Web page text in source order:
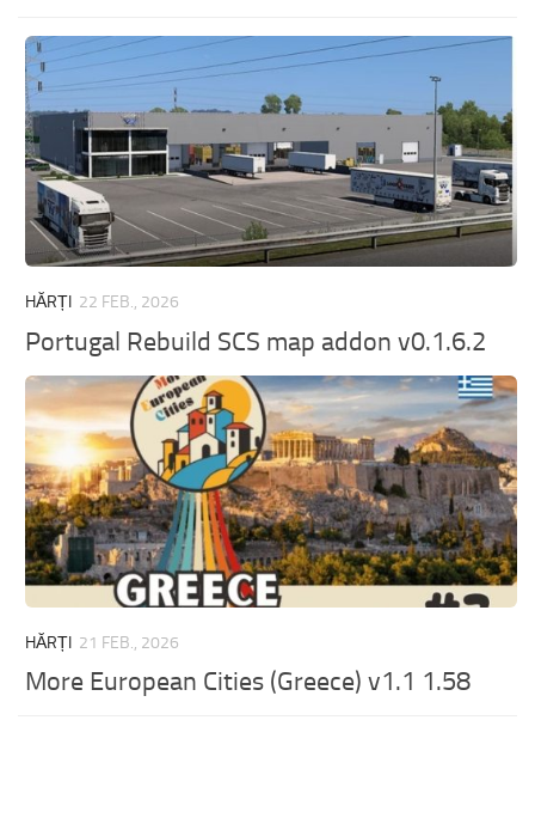
HĂRȚI 22 FEB., 2026
Portugal Rebuild SCS map addon v0.1.6.2
HĂRȚI 21 FEB., 2026
More European Cities (Greece) v1.1 1.58